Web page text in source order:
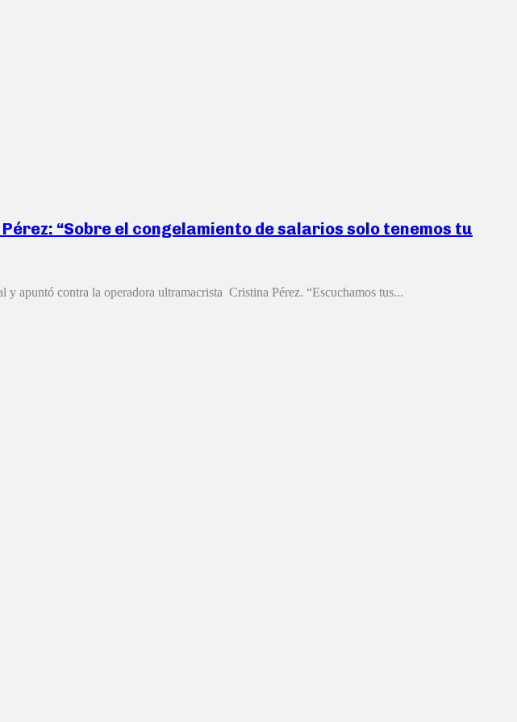
“Sobre el congelamiento de salarios solo tenemos tu
apuntó contra la operadora ultramacrista Cristina Pérez. “Escuchamos tus...